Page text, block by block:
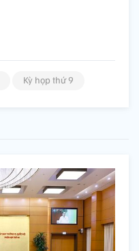
Kỳ họp thứ 9